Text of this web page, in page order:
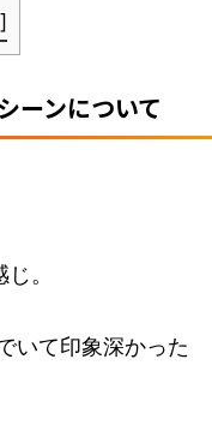
]
ーンについて
。
いて印象深かった